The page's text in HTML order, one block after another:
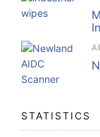
STATISTICS